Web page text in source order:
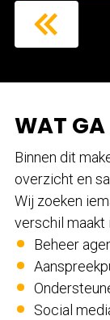
WAT GA
Binnen dit
overzicht en
Wij zoeken
verschil maakt
Beheer
Social